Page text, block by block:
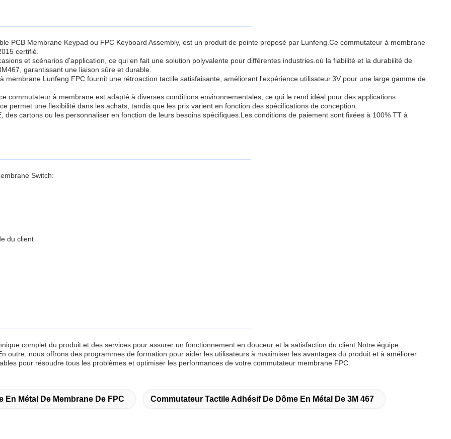
PCB Membrane Keypad ou FPC Keyboard Assembly, est un produit de pointe proposé par Lunfeng.Ce commutateur à membrane
certifié.
et scénarios d'application, ce qui en fait une solution polyvalente pour différentes industries.où la fiabilité et la durabilité de
garantissant une liaison sûre et durable.
Lunfeng FPC fournit une rétroaction tactile satisfaisante, améliorant l'expérience utilisateur.3V pour une large gamme de
commutateur à membrane est adapté à diverses conditions environnementales, ce qui le rend idéal pour des applications
permet une flexibilité dans les achats, tandis que les prix varient en fonction des spécifications de conception.
cartons ou les personnaliser en fonction de leurs besoins spécifiques.Les conditions de paiement sont fixées à 100% TT à
Switch:
du client
complet du produit et des services pour assurer un fonctionnement en douceur et la satisfaction du client.Notre équipe
outre, nous offrons des programmes de formation pour aider les utilisateurs à maximiser les avantages du produit et à améliorer
pour résoudre tous les problèmes et optimiser les performances de votre commutateur membrane FPC.
En Métal De Membrane De FPC Commutateur Tactile Adhésif De Dôme En Métal De 3M 467